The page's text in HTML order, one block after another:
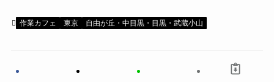
作業カフェ 東京 自由が丘・中目黒・目黒・武蔵小山